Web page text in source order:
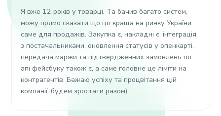
Я вже 12 років у товарці. Та бачив багато систем,
можу прямо сказати що ця краща на ринку України
саме для продажів. Закупка є, накладні є, інтеграція
з постачальниками, оновлення статусів у опенкарті,
передача маржи та підтвердженних замовлень по
апі фейсбуку також є, а саме головне це ліміти на
контрагентів. Бажаю успіху та процвітання цій
компанії, будем зростати разом)